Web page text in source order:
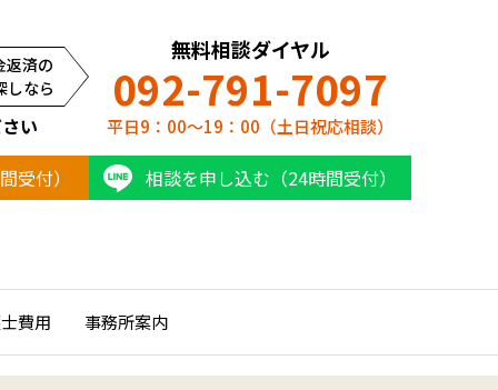
返済の
しなら
い
無料相談ダイヤル
092-791-7097
平日9：00～19：00（土日祝応相談）
受付） 相談を申し込む（24時間受付）
費用 事務所案内